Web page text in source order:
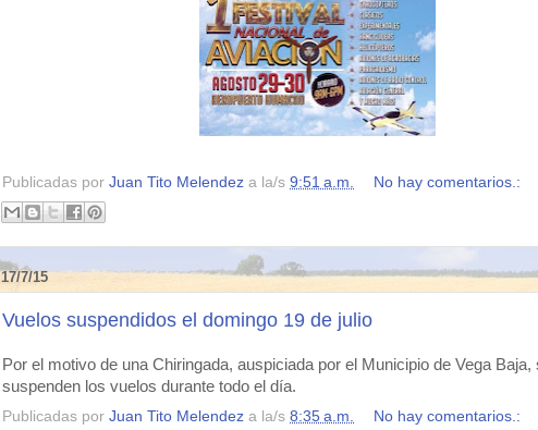
Publicadas por Juan Tito Melendez a la/s 9:51 a.m. No hay comentarios.:
17/7/15
Vuelos suspendidos el domingo 19 de julio
Por el motivo de una Chiringada, auspiciada por el Municipio de Vega Baja,
suspenden los vuelos durante todo el día.
Publicadas por Juan Tito Melendez a la/s 8:35 a.m. No hay comentarios.: